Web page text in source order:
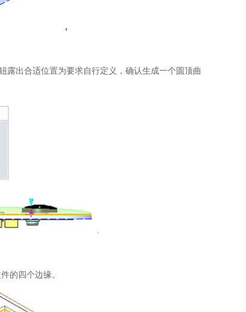
露出合适位置为要求自行定义，确认生成一个圆顶曲
的四个边缘。